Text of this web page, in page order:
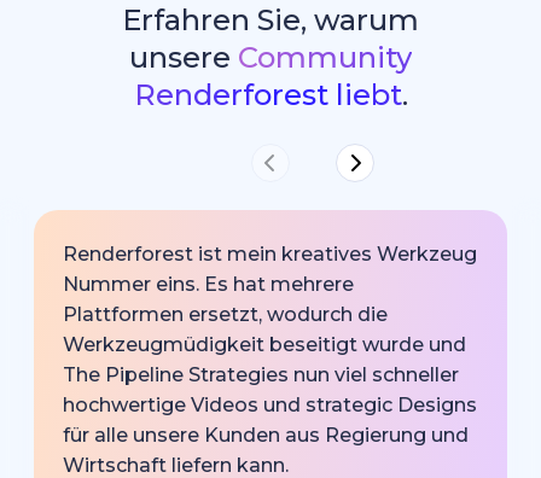
Erfahren Sie, warum
unsere Community
Renderforest liebt.
Renderforest ist mein kreatives Werkzeug
Nummer eins. Es hat mehrere
Plattformen ersetzt, wodurch die
Werkzeugmüdigkeit beseitigt wurde und
The Pipeline Strategies nun viel schneller
hochwertige Videos und strategic Designs
für alle unsere Kunden aus Regierung und
Wirtschaft liefern kann.